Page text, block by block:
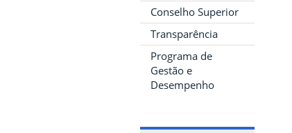
Conselho Superior
Transparência
Programa de
Gestão e
Desempenho